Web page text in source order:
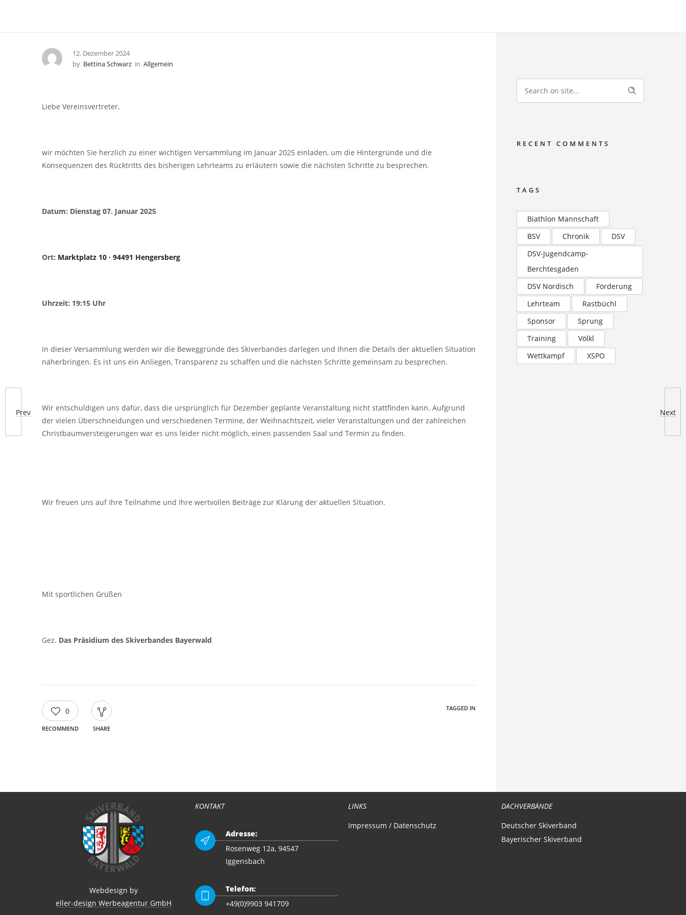
Prev Next
12. Dezember 2024
by Bettina Schwarz in Allgemein
Liebe Vereinsvertreter,
wir möchten Sie herzlich zu einer wichtigen Versammlung im Januar 2025 einladen, um die Hintergründe und die
Konsequenzen des Rücktritts des bisherigen Lehrteams zu erläutern sowie die nächsten Schritte zu besprechen.
Datum: Dienstag 07. Januar 2025
Ort: Marktplatz 10 · 94491 Hengersberg
Uhrzeit: 19:15 Uhr
In dieser Versammlung werden wir die Beweggründe des Skiverbandes darlegen und Ihnen die Details der aktuellen Situation
näherbringen. Es ist uns ein Anliegen, Transparenz zu schaffen und die nächsten Schritte gemeinsam zu besprechen.
Wir entschuldigen uns dafür, dass die ursprünglich für Dezember geplante Veranstaltung nicht stattfinden kann. Aufgrund
der vielen Überschneidungen und verschiedenen Termine, der Weihnachtszeit, vieler Veranstaltungen und der zahlreichen
Christbaumversteigerungen war es uns leider nicht möglich, einen passenden Saal und Termin zu finden.
Wir freuen uns auf Ihre Teilnahme und Ihre wertvollen Beiträge zur Klärung der aktuellen Situation.
Mit sportlichen Grüßen
Gez. Das Präsidium des Skiverbandes Bayerwald
0
RECOMMEND SHARE
TAGGED IN
RECENT COMMENTS
TAGS
Biathlon Mannschaft
BSV
Chronik
DSV
DSV-Jugendcamp-
Berchtesgaden
DSV Nordisch
Förderung
Lehrteam
Rastbüchl
Sponsor
Sprung
Training
Völkl
Wettkampf
XSPO
Webdesign by
eller-design Werbeagentur GmbH
KONTAKT
Adresse:
Rosenweg 12a, 94547
Iggensbach
Telefon:
+49(0)9903 941709
LINKS
Impressum / Datenschutz
DACHVERBÄNDE
Deutscher Skiverband
Bayerischer Skiverband